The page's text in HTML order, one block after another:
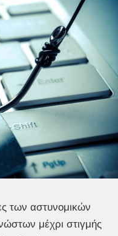
των αστυνομικών
μέχρι στιγμής